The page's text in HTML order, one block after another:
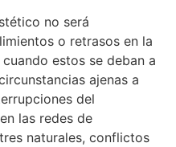
no será
o retrasos en la
estos se deban a
ajenas a
del
las redes de
naturales, conflictos